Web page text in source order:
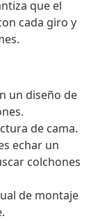
que el
cada giro y
un diseño de
de cama.
echar un
colchones
de montaje